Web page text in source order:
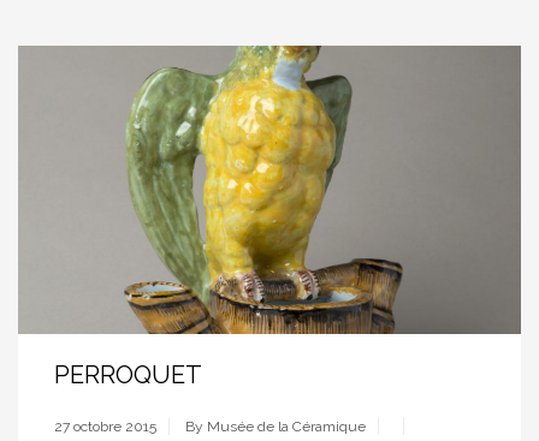
PERROQUET
27 octobre 2015 By Musée de la Céramique